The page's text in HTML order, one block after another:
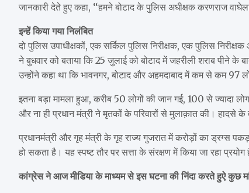
जानकारी देते हुए कहा, ‘‘हमने बोटाद के पुलिस अधीक्षक करणराज
इन्हें किया गया निलंबित
दो पुलिस उपाधीक्षकों, एक सर्किल पुलिस निरीक्षक, एक पुलिस
ने बुधवार को बताया कि 25 जुलाई को बोटाद में जहरीली शराब पीने के
उन्होंने कहा था कि भावनगर, बोटाद और अहमदाबाद में कम से कम 97
इतना बड़ा मामला हुआ, करीब 50 लोगों की जान गई, 100 से ज्यादा
और ना ही प्रधान मंत्री ने मृतकों के परिवारों से मुलाक़ात की। हादसे के
प्रधानमंत्री और गृह मंत्री के गृह राज्य गुजरात में करोड़ों का ड्रग्स
हो सकता है। यह स्पष्ट तौर पर सत्ता के संरक्षण में किया जा रहा प्रयोग
कांग्रेस ने आज मीडिया के माध्यम से इस घटना की निंदा करते हुऐ कुछ